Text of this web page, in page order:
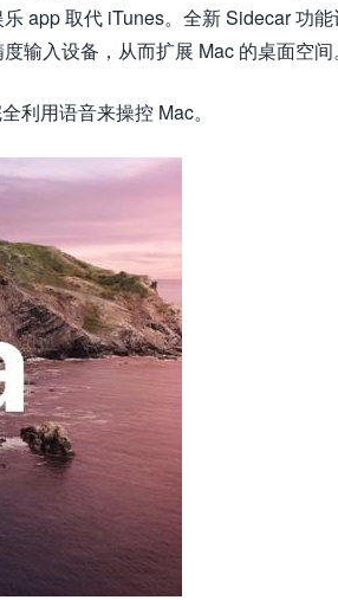
app 取代 iTunes。全新 Sidecar 功能
输入设备，从而扩展 Mac 的桌面空
利用语音来操控 Mac。